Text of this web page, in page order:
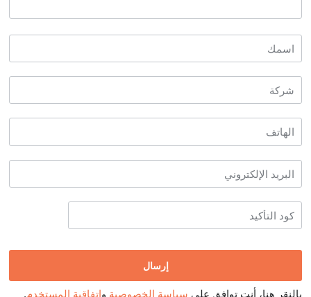
بالنقر هنا، أنت توافق على سياسة الخصوصية واتفاقية المستخدم.